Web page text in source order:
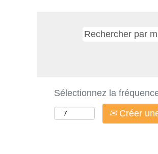
Sélectionnez la
Créer